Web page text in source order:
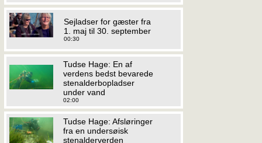
Sejladser for gæster fra
1. maj til 30. september
00:30
Tudse Hage: En af
verdens bedst bevarede
stenalderbopladser
under vand
02:00
Tudse Hage: Afsløringer
fra en undersøisk
stenalderverden